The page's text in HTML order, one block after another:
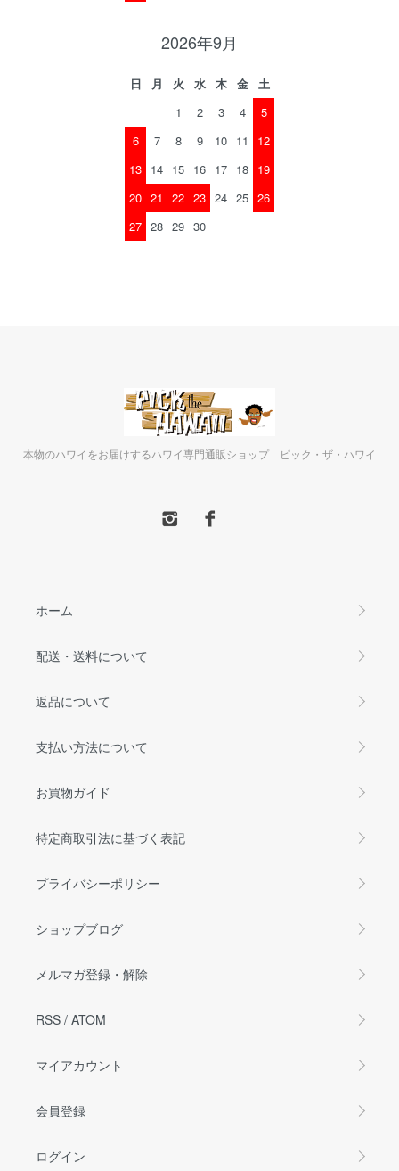
2026年9月
日 月 火 水 木 金
土
1
2 3 4
5
6
7 8 9 10 11
12
13 14 15 16 17 18 19
20 21 22 23 24 25 26
27 28 29 30
本物のハワイをお届けするハワイ専門通販ショップ ピック・ザ・ハワイ
ホーム
配送・送料について
返品について
支払い方法について
お買物ガイド
特定商取引法に基づく表記
プライバシーポリシー
ショップブログ
メルマガ登録・解除
RSS / ATOM
マイアカウント
会員登録
ログイン